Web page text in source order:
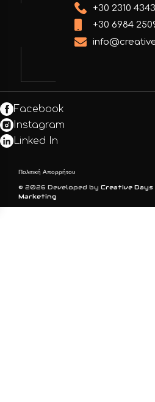
+30 2310
+30 6984
© 2026 Developed by Creative Days
Marketing
Πολιτική Απορρήτου
Facebook
Instagram
Linked In